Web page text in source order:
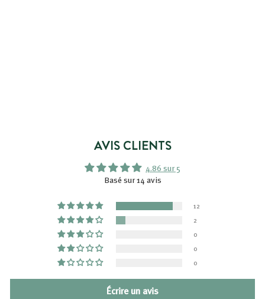
AVIS CLIENTS
4.86 sur 5
Basé sur 14 avis
12
2
0
0
0
Écrire un avis